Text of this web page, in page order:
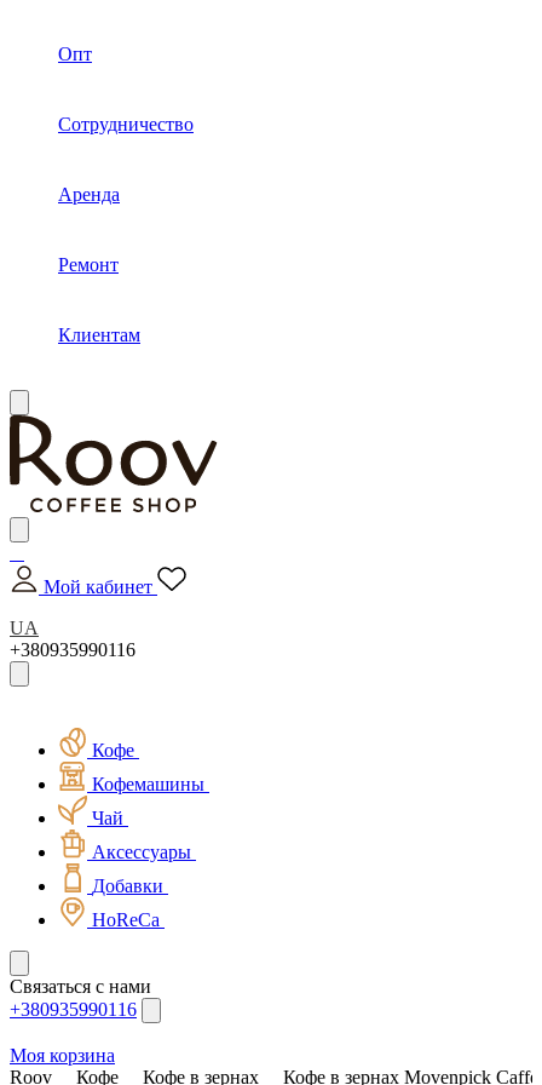
Опт
Сотрудничество
Аренда
Ремонт
Клиентам
Мой кабинет
UA
+380935990116
Кофе
Кофемашины
Чай
Аксессуары
Добавки
HoReCa
Связаться с нами
+380935990116
Моя корзина
Roov
Кофе Кофе в зернах Кофе в зернах Movenpick